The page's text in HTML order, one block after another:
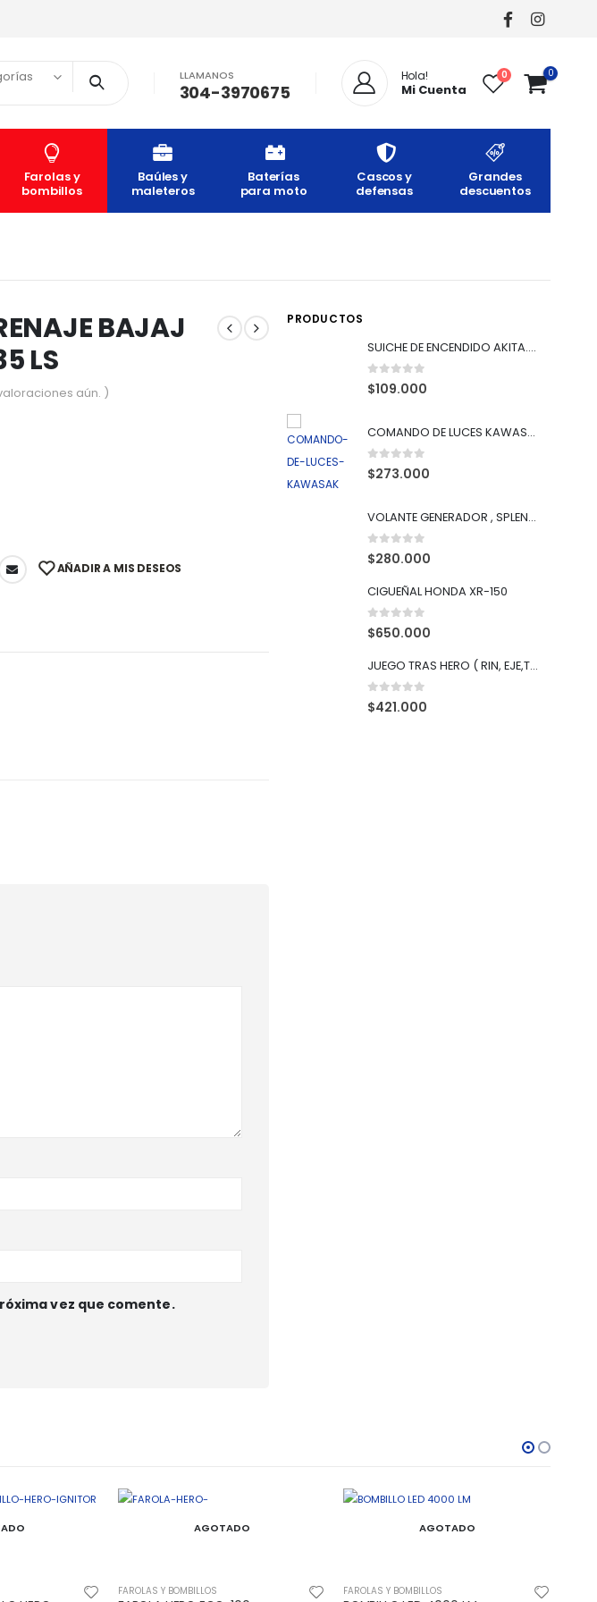
LLAMANOS
304-3970675
Hola!
Mi Cuenta
0 0
Farolas y
bombillos
Baúles y
maleteros
Baterías
para moto
Cascos y
defensas
Grandes
descuentos
BAJAJ
LS
aún. )
AÑADIR A MIS DESEOS
vez que comente.
PRODUCTOS
SUICHE DE ENCENDIDO AKITA. XR-150/ XR-125L
0out of 5
$109.000
COMANDO DE LUCES KAWASAKI KLR-650
0 out of 5
$273.000
VOLANTE GENERADOR , SPLENDOR NXG
0 out of 5
$280.000
CIGUEÑAL HONDA XR-150
0 out of 5
$650.000
JUEGO TRAS HERO ( RIN, EJE,TUERCA) SPLENDOR SMART-100
0 out of 5
$421.000
AGOTADO
FAROLAS Y BOMBILLOS AGOTADO